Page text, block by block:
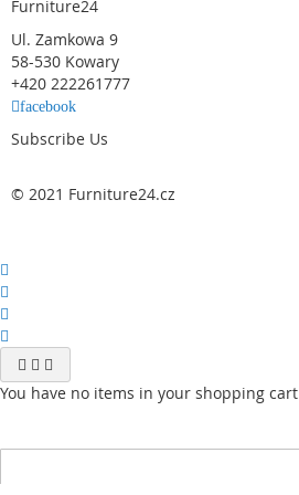
Furniture24
Ul. Zamkowa 9
58-530 Kowary
+420 222261777
facebook
Subscribe Us
© 2021 Furniture24.cz
You have no items in your shopping cart